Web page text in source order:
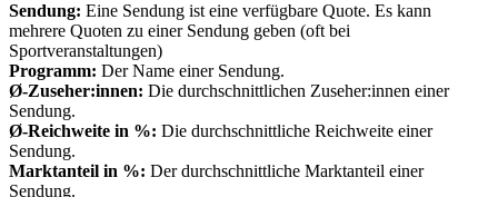
Sendung: Eine Sendung ist eine verfügbare Quote. Es kann
mehrere Quoten zu einer Sendung geben (oft bei
Sportveranstaltungen)
Programm: Der Name einer Sendung.
Ø-Zuseher:innen: Die durchschnittlichen Zuseher:innen einer
Sendung.
Ø-Reichweite in %: Die durchschnittliche Reichweite einer
Sendung.
Marktanteil in %: Der durchschnittliche Marktanteil einer
Sendung.